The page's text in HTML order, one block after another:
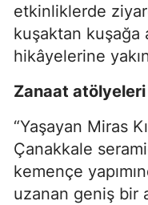
etkinliklerde
kuşaktan kuşağa
hikâyelerine
Zanaat atölyeleri
“Yaşayan Miras
Çanakkale
kemençe
uzanan geniş bir